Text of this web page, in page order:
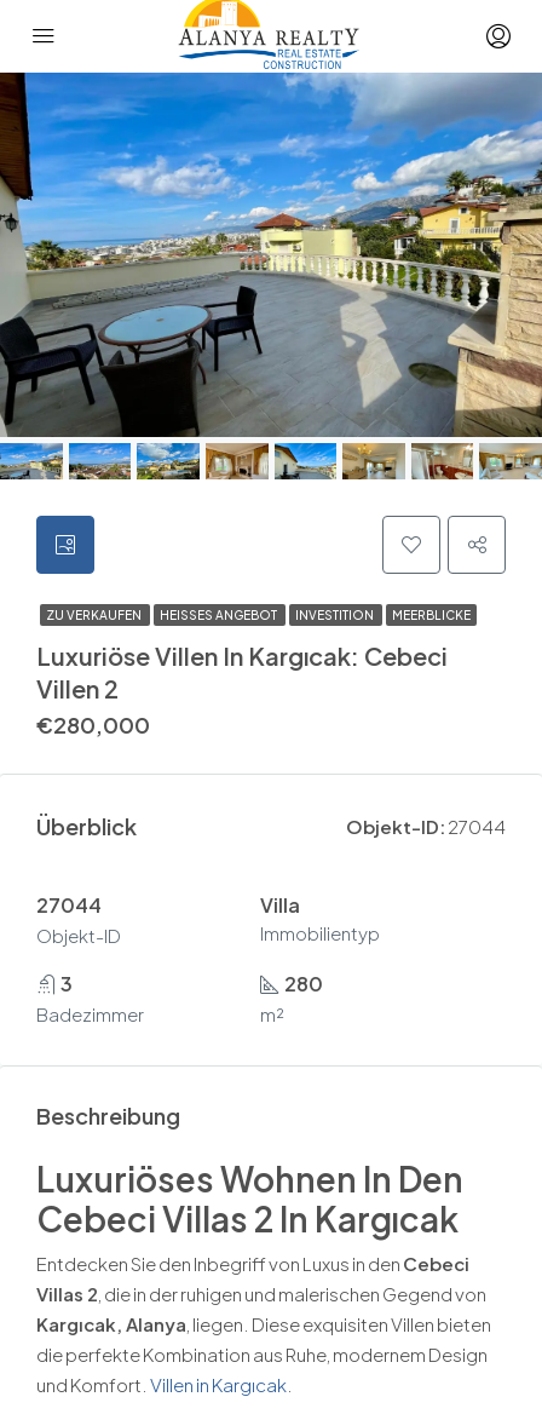
ZU VERKAUFEN HEISSES ANGEBOT INVESTITION MEERBLICKE
Luxuriöse Villen In Kargıcak: Cebeci
Villen 2
€280,000
Überblick Objekt-ID: 27044
27044
Objekt-ID
Villa
Immobilientyp
3
Badezimmer
280
m²
Beschreibung
Luxuriöses Wohnen In Den
Cebeci Villas 2 In Kargıcak
Entdecken Sie den Inbegriff von Luxus in den Cebeci
Villas 2 , die in der ruhigen und malerischen Gegend von
Kargıcak, Alanya , liegen. Diese exquisiten Villen bieten
die perfekte Kombination aus Ruhe, modernem Design
und Komfort. Villen in Kargıcak